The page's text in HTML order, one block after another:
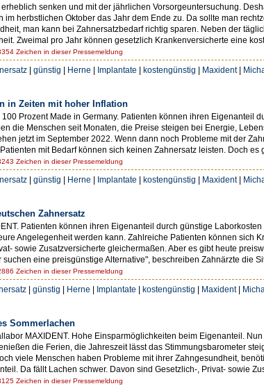
senken und mit der jährlichen Vorsorgeuntersuchung.
herbstlichen Oktober das Jahr dem Ende zu. Da sollte man
man kann bei Zahnersatzbedarf richtig sparen. Neben der
Zweimal pro Jahr können gesetzlich Krankenversicherte eine
Zeichen in dieser Pressemeldung
| günstig | Herne | Implantate | kostengünstig | Maxident|
in Zeiten mit hoher Inflation
Prozent Made in Germany. Patienten können ihren Eigenanteil
die Menschen seit Monaten, die Preise steigen bei Energie,
jetzt im September 2022. Wenn dann noch Probleme mit der
mit Bedarf können sich keinen Zahnersatz leisten. Doch es
Zeichen in dieser Pressemeldung
| günstig | Herne | Implantate | kostengünstig | Maxident|
Zahnersatz
Patienten können ihren Eigenanteil durch günstige
Angelegenheit werden kann. Zahlreiche Patienten können sich
sowie Zusatzversicherte gleichermaßen. Aber es gibt heute
eine preisgünstige Alternative", beschreiben Zahnärzte die
Zeichen in dieser Pressemeldung
| günstig | Herne | Implantate | kostengünstig | Maxident|
Sommerlachen
MAXIDENT. Hohe Einsparmöglichkeiten beim Eigenanteil.
die Ferien, die Jahreszeit lässt das Stimmungsbarometer
viele Menschen haben Probleme mit ihrer Zahngesundheit,
Da fällt Lachen schwer. Davon sind Gesetzlich-, Privat- sowie
Zeichen in dieser Pressemeldung